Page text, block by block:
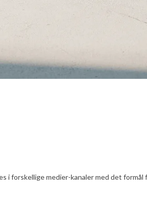
i forskellige medier-kanaler med det